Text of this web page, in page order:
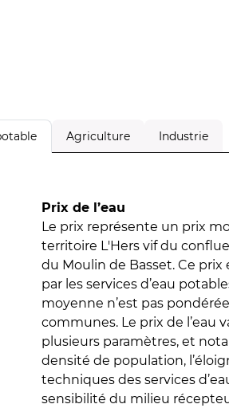
Agriculture Industrie
Prix de l’eau
Le prix représente un prix
territoire L'Hers vif du
du Moulin de Basset. Ce
par les services d’eau
moyenne n’est pas
communes. Le prix de l’eau
plusieurs paramètres, et
densité de population,
techniques des services
sensibilité du milieu